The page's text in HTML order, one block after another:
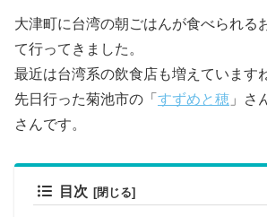
大津町に台湾の朝ごはんが食べられる
て行ってきました。
最近は台湾系の飲食店も増えています
先日行った菊池市の「 すずめと穂 」さ
さんです。
目次